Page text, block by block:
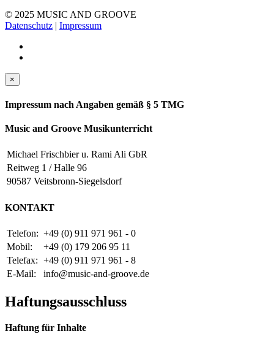
© 2025 MUSIC AND GROOVE
Datenschutz
Impressum
×
Impressum nach Angaben gemäß § 5 TMG
Music and Groove Musikunterricht
Michael Frischbier u. Rami Ali GbR
Reitweg 1 / Halle 96
90587 Veitsbronn-Siegelsdorf
KONTAKT
Telefon: +49 (0) 911 971 961 - 0
Mobil:
+49 (0) 179 206 95 11
Telefax: +49 (0) 911 971 961 - 8
E-Mail:
info@music-and-groove.de
Haftungsausschluss
Haftung für Inhalte